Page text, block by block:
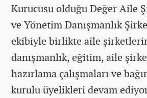
Kurucusu olduğu Değer Aile
ve Yönetim Danışmanlık
ekibiyle birlikte aile
danışmanlık, eğitim, aile
hazırlama çalışmaları ve
kurulu üyelikleri devam